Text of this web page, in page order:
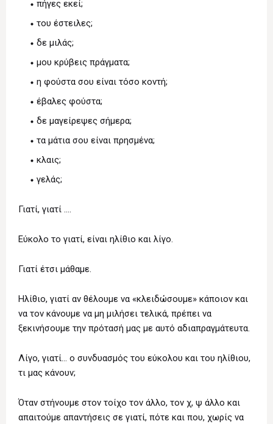
πήγες εκεί;
του έστειλες;
δε μιλάς;
μου κρύβεις πράγματα;
η φούστα σου είναι τόσο κοντή;
έβαλες φούστα;
δε μαγείρεψες σήμερα;
τα μάτια σου είναι πρησμένα;
κλαις;
γελάς;
Γιατί, γιατί ….
Εύκολο το γιατί, είναι ηλίθιο και λίγο.
Γιατί έτσι μάθαμε.
Ηλίθιο, γιατί αν θέλουμε να «κλειδώσουμε» κάποιον και
να τον κάνουμε να μη μιλήσει τελικά, πρέπει να
ξεκινήσουμε την πρότασή μας με αυτό αδιαπραγμάτευτα.
Λίγο, γιατί… ο συνδυασμός του εύκολου και του ηλίθιου,
τι μας κάνουν;
Όταν στήνουμε στον τοίχο τον άλλο, τον χ, ψ άλλο και
απαιτούμε απαντήσεις σε γιατί, πότε και που, χωρίς να